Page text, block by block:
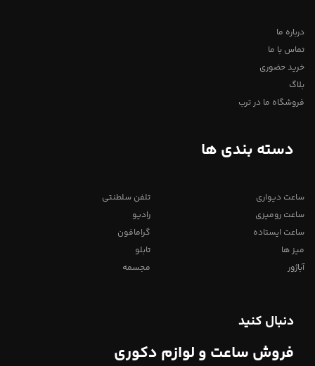
درباره ما
تماس با ما
خرید حضوری
بلاگ
فروشگاه ما در ترب
دسته بندی ها
ساعت دیواری
ساعت رومیزی
ساعت ایستاده
میز ها
آباژور
تلفن سلطنتی
رادیو
گرامافون
تابلو
مجسمه
دنبال کنید
فروش ساعت و لوازم دکوری